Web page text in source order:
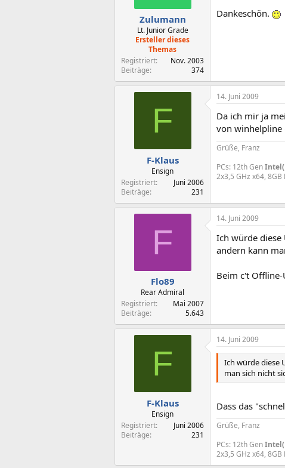
Zulumann
Lt. Junior Grade
Ersteller dieses
Themas
Registriert
Nov. 2003
Beiträge
374
Dankeschön.
F
F-Klaus
Ensign
Registriert
Juni 2006
Beiträge
231
14. Juni 2009
Da ich mir ja
von winhelpline
Grüße, Franz
PCs: 12th Gen
2x3,5 GHz x64,
F
Flo89
Rear Admiral
Registriert
Mai 2007
Beiträge
5.643
14. Juni 2009
Ich würde diese
andern kann
Beim c't
F
F-Klaus
Ensign
Registriert
Juni 2006
Beiträge
231
14. Juni 2009
Ich würde diese
man sich nicht
Dass das
Grüße, Franz
PCs: 12th Gen
2x3,5 GHz x64,